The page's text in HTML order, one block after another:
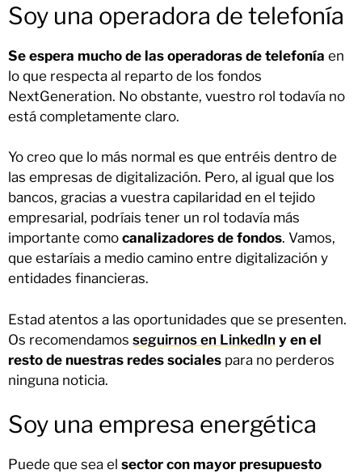
Soy una operadora de telefonía
Se espera mucho de las operadoras de telefonía en
lo que respecta al reparto de los fondos
NextGeneration. No obstante, vuestro rol todavía no
está completamente claro.
Yo creo que lo más normal es que entréis dentro de
las empresas de digitalización. Pero, al igual que los
bancos, gracias a vuestra capilaridad en el tejido
empresarial, podríais tener un rol todavía más
importante como canalizadores de fondos. Vamos,
que estaríais a medio camino entre digitalización y
entidades financieras.
Estad atentos a las oportunidades que se presenten.
Os recomendamos seguirnos en LinkedIn y en el
resto de nuestras redes sociales para no perderos
ninguna noticia.
Soy una empresa energética
Puede que sea el sector con mayor presupuesto